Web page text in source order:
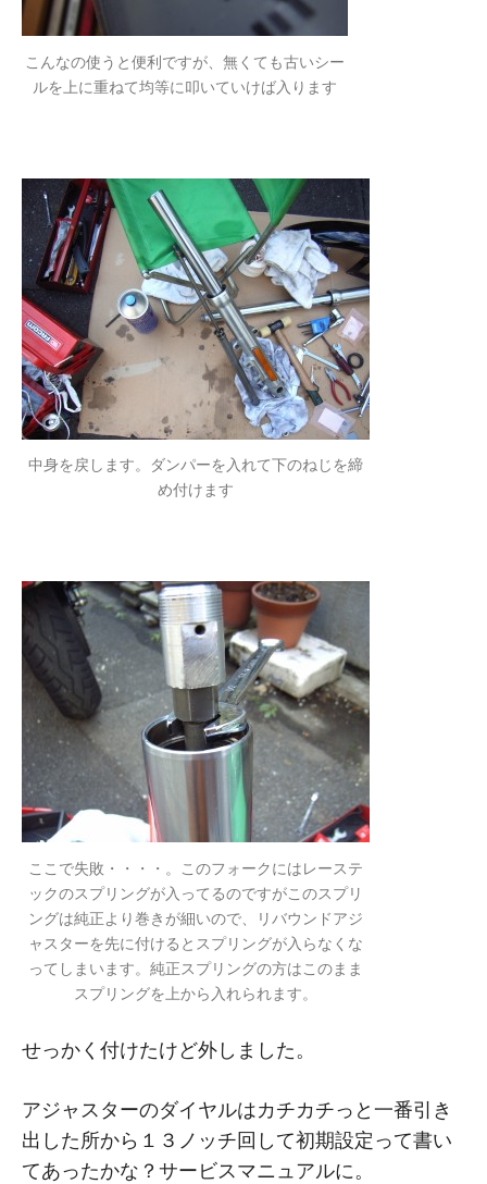
こんなの使うと便利ですが、無くても古いシー
ルを上に重ねて均等に叩いていけば入ります
中身を戻します。ダンパーを入れて下のねじを締
め付けます
ここで失敗・・・・。このフォークにはレーステ
ックのスプリングが入ってるのですがこのスプリ
ングは純正より巻きが細いので、リバウンドアジ
ャスターを先に付けるとスプリングが入らなくな
ってしまいます。純正スプリングの方はこのまま
スプリングを上から入れられます。
せっかく付けたけど外しました。
アジャスターのダイヤルはカチカチっと一番引き
出した所から１３ノッチ回して初期設定って書い
てあったかな？サービスマニュアルに。